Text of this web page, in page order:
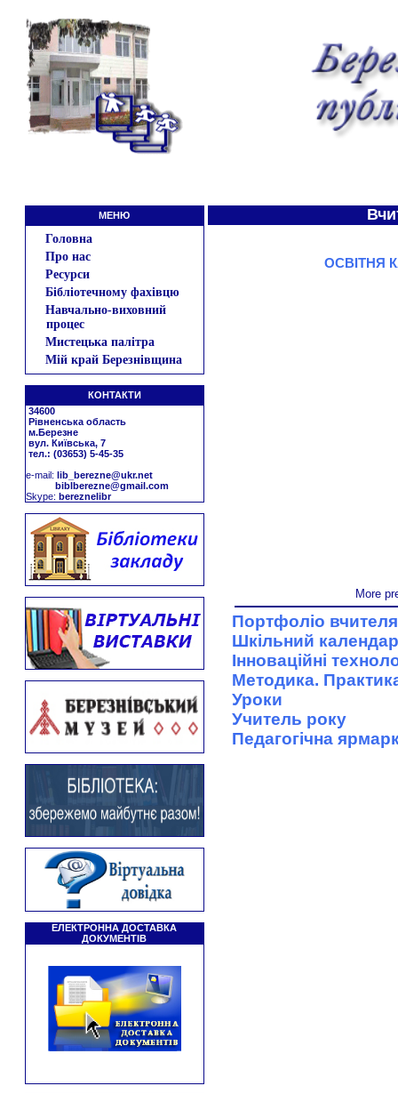
МЕНЮ
Головна
Про нас
Ресурси
Бібліотечному фахівцю
Навчально-виховний
процес
Мистецька палітра
Мій край Березнівщина
КОНТАКТИ
34600
Рівненська область
м.Березне
вул. Київська, 7
тел.: (03653) 5-45-35
е-mail: lib_berezne@ukr.net
biblberezne@gmail.com
Skype: bereznelibr
ЕЛЕКТРОННА ДОСТАВКА
ДОКУМЕНТІВ
ОСВІТНЯ
More
Портфоліо вчителя
Шкільний календар
Інноваційні
Методика.
Уроки
Учитель року
Педагогічна